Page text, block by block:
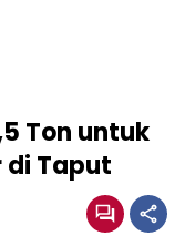
Ton untuk
di Taput